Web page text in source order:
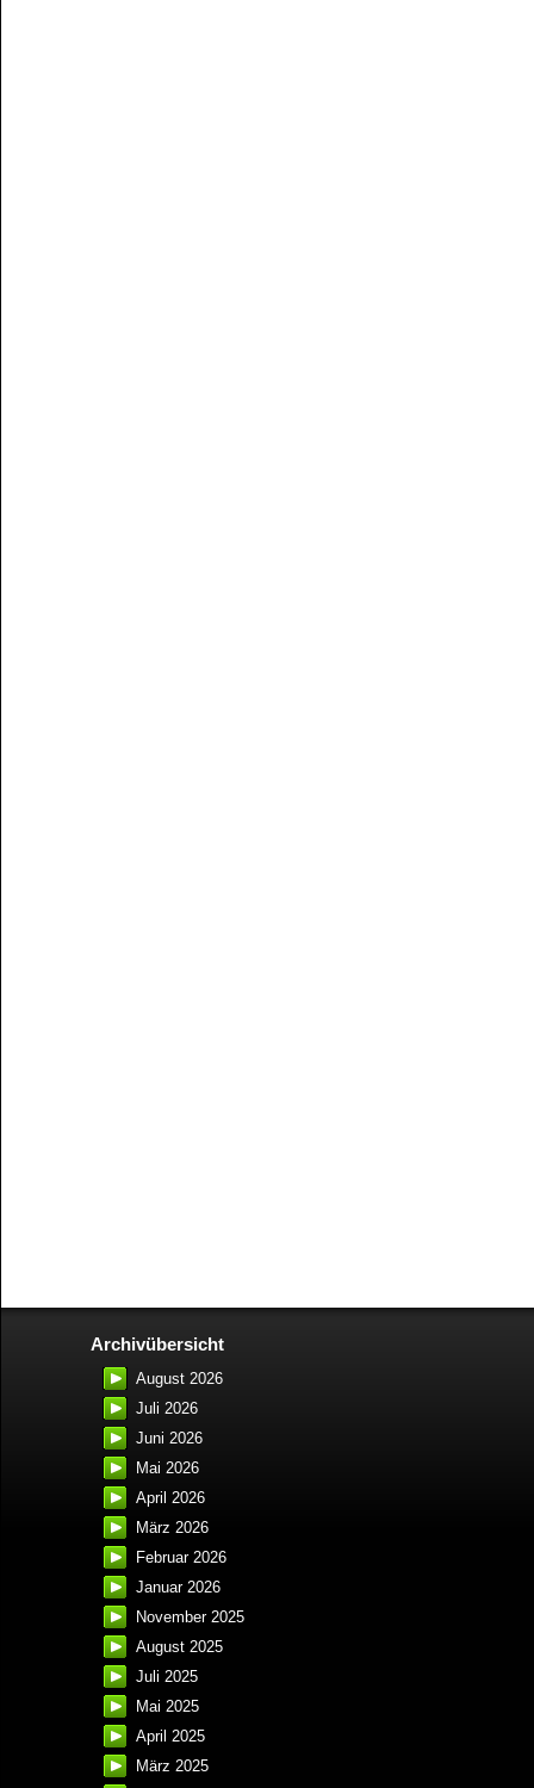
Archivübersicht
August 2026
Juli 2026
Juni 2026
Mai 2026
April 2026
März 2026
Februar 2026
Januar 2026
November 2025
August 2025
Juli 2025
Mai 2025
April 2025
März 2025